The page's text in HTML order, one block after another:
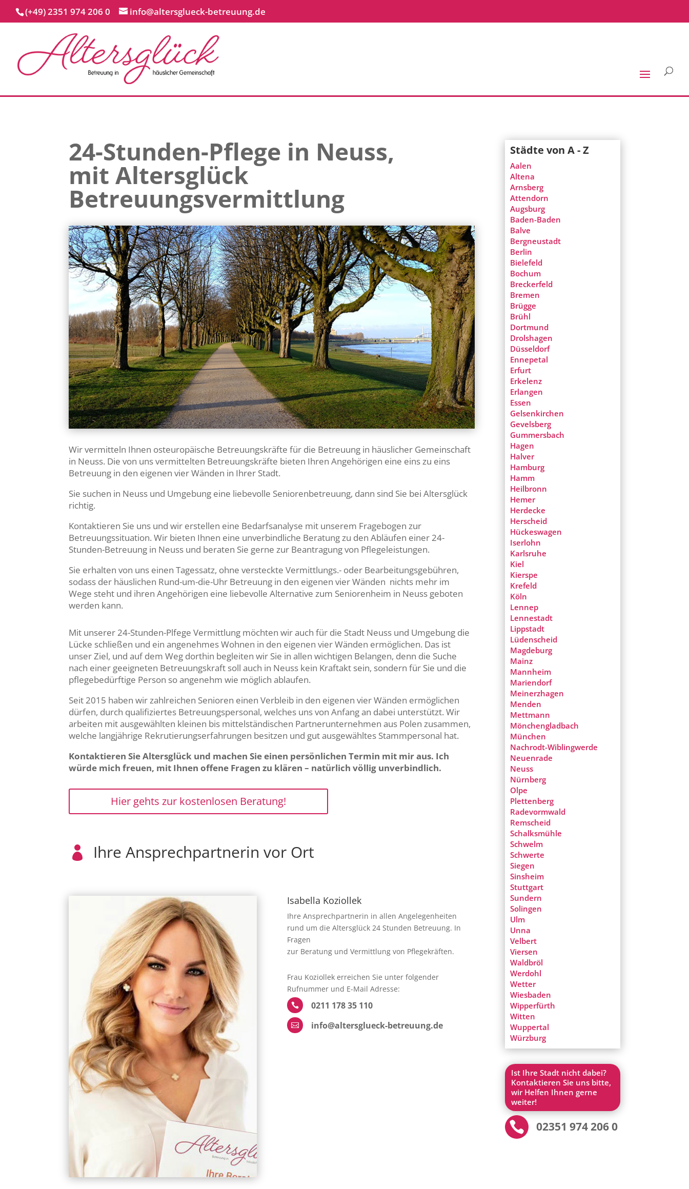
(+49) 2351 974 206 0 info@altersglueck-betreuung.de
24-Stunden-Pflege in Neuss,
mit Altersglück
Betreuungsvermittlung
Wir vermitteln Ihnen osteuropäische Betreuungskräfte für die Betreuung in häuslicher Gemeinschaft
in Neuss. Die von uns vermittelten Betreuungskräfte bieten Ihren Angehörigen eine eins zu eins
Betreuung in den eigenen vier Wänden in Ihrer Stadt.
Sie suchen in Neuss und Umgebung eine liebevolle Seniorenbetreuung, dann sind Sie bei Altersglück
richtig.
Kontaktieren Sie uns und wir erstellen eine Bedarfsanalyse mit unserem Fragebogen zur
Betreuungssituation. Wir bieten Ihnen eine unverbindliche Beratung zu den Abläufen einer 24-
Stunden-Betreuung in Neuss und beraten Sie gerne zur Beantragung von Pflegeleistungen.
Sie erhalten von uns einen Tagessatz, ohne versteckte Vermittlungs.- oder Bearbeitungsgebühren,
sodass der häuslichen Rund-um-die-Uhr Betreuung in den eigenen vier Wänden nichts mehr im
Wege steht und ihren Angehörigen eine liebevolle Alternative zum Seniorenheim in Neuss geboten
werden kann.
Mit unserer 24-Stunden-Plfege Vermittlung möchten wir auch für die Stadt Neuss und Umgebung die
Lücke schließen und ein angenehmes Wohnen in den eigenen vier Wänden ermöglichen. Das ist
unser Ziel, und auf dem Weg dorthin begleiten wir Sie in allen wichtigen Belangen, denn die Suche
nach einer geeigneten Betreuungskraft soll auch in Neuss kein Kraftakt sein, sondern für Sie und die
pflegebedürftige Person so angenehm wie möglich ablaufen.
Seit 2015 haben wir zahlreichen Senioren einen Verbleib in den eigenen vier Wänden ermöglichen
dürfen, durch qualifiziertes Betreuungspersonal, welches uns von Anfang an dabei unterstützt. Wir
arbeiten mit ausgewählten kleinen bis mittelständischen Partnerunternehmen aus Polen zusammen,
welche langjährige Rekrutierungserfahrungen besitzen und gut ausgewähltes Stammpersonal hat.
Kontaktieren Sie Altersglück und machen Sie einen persönlichen Termin mit mir aus. Ich
würde mich freuen, mit Ihnen offene Fragen zu klären – natürlich völlig unverbindlich.
Hier gehts zur kostenlosen Beratung!
 Ihre Ansprechpartnerin vor Ort
Isabella Koziollek
Ihre Ansprechpartnerin in allen Angelegenheiten
rund um die Altersglück 24 Stunden Betreuung. In
Fragen
zur Beratung und Vermittlung von Pflegekräften.
Frau Koziollek erreichen Sie unter folgender
Rufnummer und E-Mail Adresse:
 0211 178 35 110
 info@altersglueck-betreuung.de
Städte von A - Z
Aalen
Altena
Arnsberg
Attendorn
Augsburg
Baden-Baden
Balve
Bergneustadt
Berlin
Bielefeld
Bochum
Breckerfeld
Bremen
Brügge
Brühl
Dortmund
Drolshagen
Düsseldorf
Ennepetal
Erfurt
Erkelenz
Erlangen
Essen
Gelsenkirchen
Gevelsberg
Gummersbach
Hagen
Halver
Hamburg
Hamm
Heilbronn
Hemer
Herdecke
Herscheid
Hückeswagen
Iserlohn
Karlsruhe
Kiel
Kierspe
Krefeld
Köln
Lennep
Lennestadt
Lippstadt
Lüdenscheid
Magdeburg
Mainz
Mannheim
Mariendorf
Meinerzhagen
Menden
Mettmann
Mönchengladbach
München
Nachrodt-Wiblingwerde
Neuenrade
Neuss
Nürnberg
Olpe
Plettenberg
Radevormwald
Remscheid
Schalksmühle
Schwelm
Schwerte
Siegen
Sinsheim
Stuttgart
Sundern
Solingen
Ulm
Unna
Velbert
Viersen
Waldbröl
Werdohl
Wetter
Wiesbaden
Wipperfürth
Witten
Wuppertal
Würzburg
Ist Ihre Stadt nicht dabei?
Kontaktieren Sie uns bitte,
wir Helfen Ihnen gerne
weiter!
 02351 974 206 0